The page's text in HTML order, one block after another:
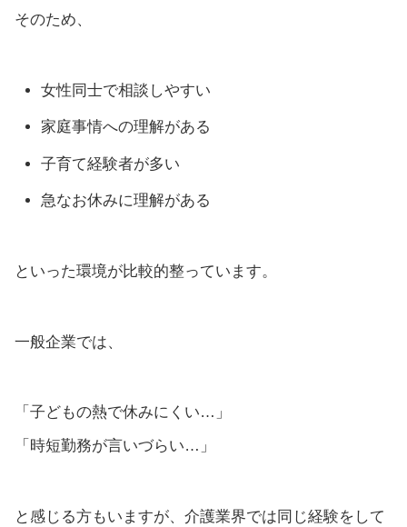
そのため、
女性同士で相談しやすい
家庭事情への理解がある
子育て経験者が多い
急なお休みに理解がある
といった環境が比較的整っています。
一般企業では、
「子どもの熱で休みにくい…」
「時短勤務が言いづらい…」
と感じる方もいますが、介護業界では同じ経験をして